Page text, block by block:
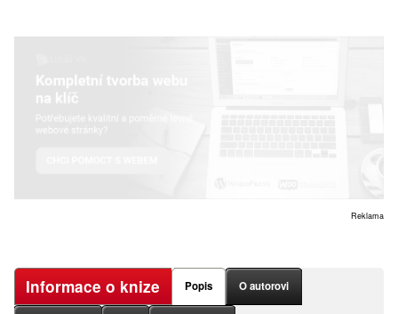
Reklama
Informace o knize Popis O autorovi